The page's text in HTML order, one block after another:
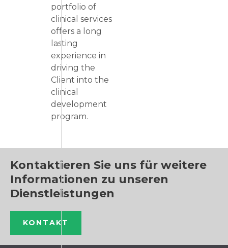
portfolio of
clinical services
offers a long
lasting
experience in
driving the
Client into the
clinical
development
program.
Kontaktieren Sie uns für weitere
Informationen zu unseren
Dienstleistungen
KONTAKT